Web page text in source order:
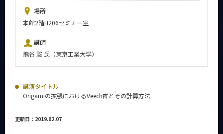
場所
本館2階H206セミナー室
講師
熊谷 駿 氏（東京工業大学）
講演タイトル
Origamiの拡張におけるVeech群とその計算方法
更新日：2019.02.07
イベントカレンダー
Event Calendar
今後のイベント
今後の課程別イベント
年別アーカイブ